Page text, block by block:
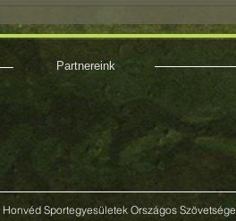
Partnereink
Sportegyesületek Országos Szövetsége